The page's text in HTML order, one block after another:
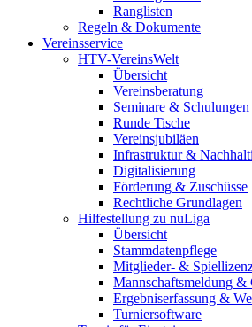
Ranglisten
Regeln & Dokumente
Vereinsservice
HTV-VereinsWelt
Übersicht
Vereinsberatung
Seminare & Schulungen
Runde Tische
Vereinsjubiläen
Infrastruktur &
Digitalisierung
Förderung & Zuschüsse
Rechtliche Grundlagen
Hilfestellung zu nuLiga
Übersicht
Stammdatenpflege
Mitglieder- &
Mannschaftsmeldung &
Ergebniserfassung &
Turniersoftware